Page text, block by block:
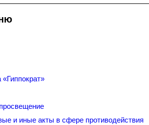
«Гиппократ»
и иные акты в сфере противодействия